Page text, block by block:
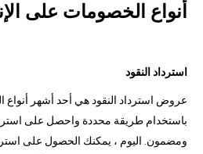
أنواع الخصومات على
استرداد النقود
عروض استرداد النقود هي أحد أشهر أنواع
باستخدام طريقة محددة واحصل على
ومضمون. اليوم ، يمكنك الحصول على